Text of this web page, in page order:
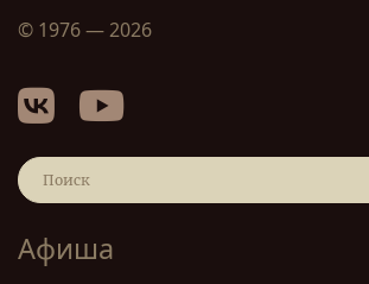
© 1976 — 2026
Афиша